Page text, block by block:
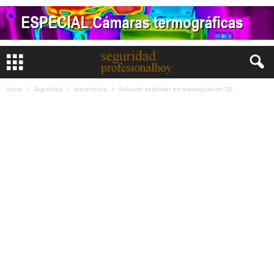
Inicio Seguridad electrónica Solución estándar en autenticación 3D